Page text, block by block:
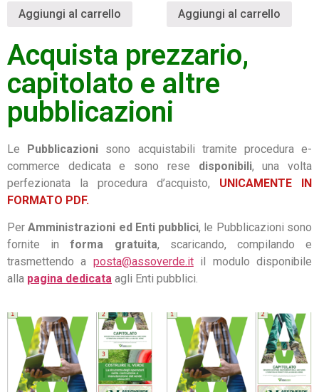
Aggiungi al carrello Aggiungi al carrello
Acquista prezzario,
capitolato e altre
pubblicazioni
Le Pubblicazioni sono acquistabili tramite procedura e-
commerce dedicata e sono rese disponibili, una volta
perfezionata la procedura d’acquisto, UNICAMENTE IN
FORMATO PDF.
PerAmministrazioni ed Enti pubblici, le Pubblicazioni sono
fornite informa gratuita, scaricando, compilando e
trasmettendo a posta@assoverde.itil modulo disponibile
alla pagina dedicata agli Enti pubblici.